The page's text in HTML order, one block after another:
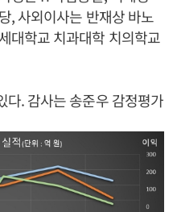
, 사외이사는 반재상 바노
대학교 치과대학 치의학교
다. 감사는 송준우 감정평가